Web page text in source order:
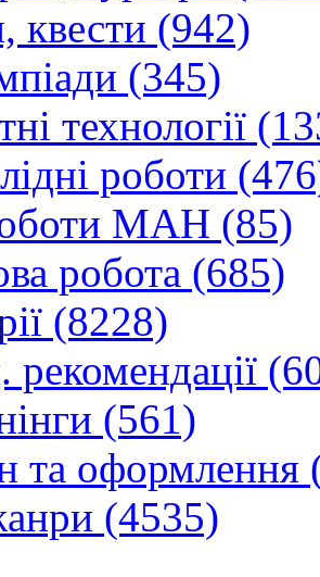
квести (942)
(345)
технології
роботи
МАН (85)
робота (685)
(8228)
рекомендації
(561)
та оформлення
(4535)